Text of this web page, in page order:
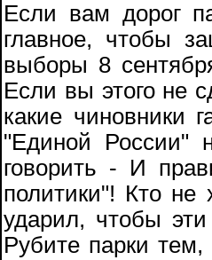
Если вам дорог
главное, чтобы
выборы 8
Если вы этого не
какие чиновники
"Единой России"
говорить - И
политики"! Кто не
ударил, чтобы
Рубите парки